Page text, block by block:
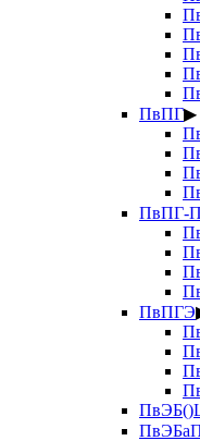
ПвПГ▶
ПвПГ-П
ПвПГЭ